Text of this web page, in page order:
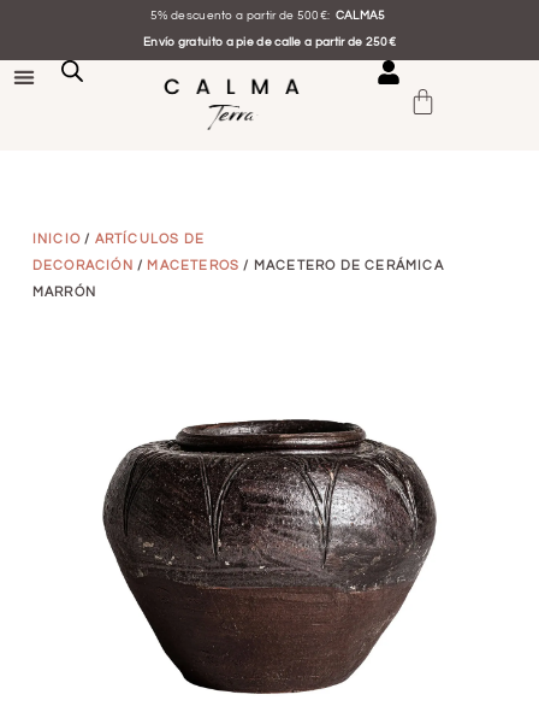
5% descuento a partir de 500€: CALMA5
Envío gratuito a pie de calle a partir de 250€
INICIO / ARTÍCULOS DE
DECORACIÓN / MACETEROS / MACETERO DE CERÁMICA
MARRÓN